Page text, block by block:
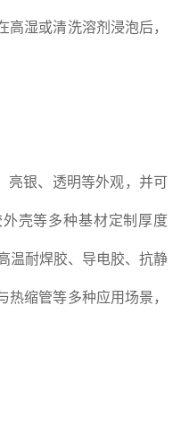
湿或清洗溶剂浸泡后，
亮银、透明等外观，并可
壳等多种基材定制厚度
温耐焊胶、导电胶、抗静
热缩管等多种应用场景，